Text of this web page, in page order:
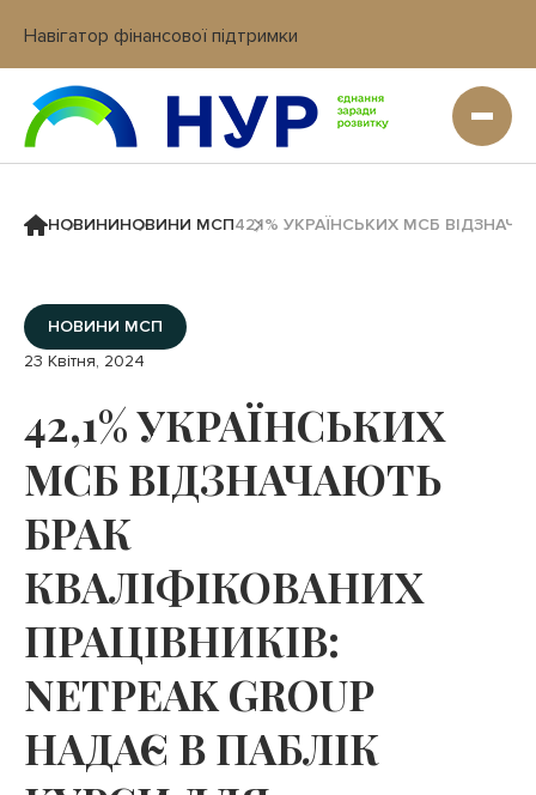
Навігатор фінансової підтримки
Вхід в кабінет IT платформи
НОВИНИНОВИНИ МСП42,1% УКРАЇНСЬКИХ МСБ
НОВИНИ МСП
23 Квітня, 2024
42,1% УКРАЇНСЬКИХ
МСБ ВІДЗНАЧАЮТЬ
БРАК
КВАЛІФІКОВАНИХ
ПРАЦІВНИКІВ:
NETPEAK GROUP
НАДАЄ В ПАБЛІК